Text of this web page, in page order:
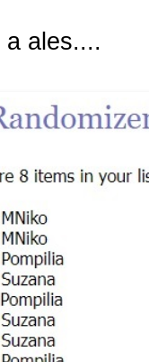
a ales....